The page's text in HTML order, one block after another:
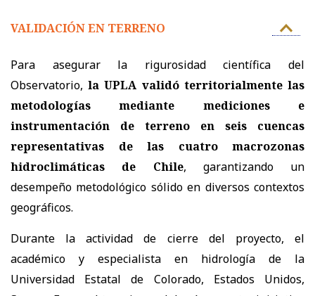
VALIDACIÓN EN TERRENO
Para asegurar la rigurosidad científica del
Observatorio, la UPLA validó territorialmente las
metodologías mediante mediciones e
instrumentación de terreno en seis cuencas
representativas de las cuatro macrozonas
hidroclimáticas de Chile, garantizando un
desempeño metodológico sólido en diversos contextos
geográficos.
Durante la actividad de cierre del proyecto, el
académico y especialista en hidrología de la
Universidad Estatal de Colorado, Estados Unidos,